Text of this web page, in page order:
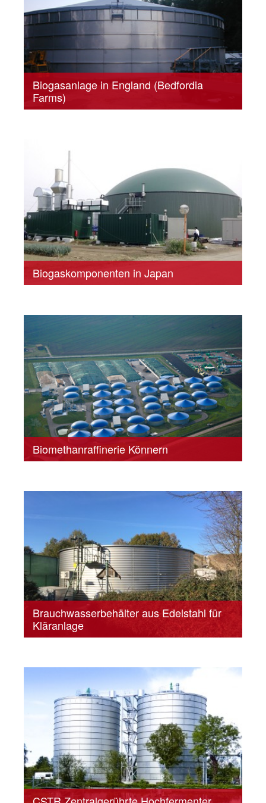
Biogasanlage in England (Bedfordia
Farms)
Biogaskomponenten in Japan
Biomethanraffinerie Könnern
Brauchwasserbehälter aus Edelstahl für
Kläranlage